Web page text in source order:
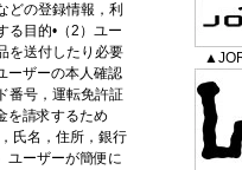
どの登録情報，利
る目的•（2）ユー
を送付したり必要
ーザーの本人確認
番号，運転免許証
を請求するため
氏名，住所，銀行
ユーザーが簡便に